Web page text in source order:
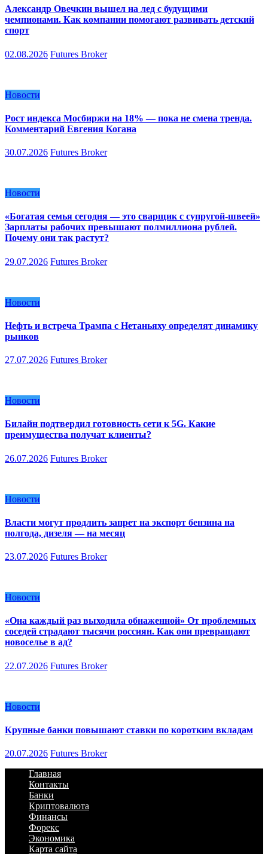
Александр Овечкин вышел на лед с будущими
чемпионами. Как компании помогают развивать детский
спорт
02.08.2026 Futures Broker
Новости
Рост индекса Мосбиржи на 18% — пока не смена тренда.
Комментарий Евгения Когана
30.07.2026 Futures Broker
Новости
«Богатая семья сегодня — это сварщик с супругой-швеей»
Зарплаты рабочих превышают полмиллиона рублей.
Почему они так растут?
29.07.2026 Futures Broker
Новости
Нефть и встреча Трампа с Нетаньяху определят динамику
рынков
27.07.2026 Futures Broker
Новости
Билайн подтвердил готовность сети к 5G. Какие
преимущества получат клиенты?
26.07.2026 Futures Broker
Новости
Власти могут продлить запрет на экспорт бензина на
полгода, дизеля — на месяц
23.07.2026 Futures Broker
Новости
«Она каждый раз выходила обнаженной» От проблемных
соседей страдают тысячи россиян. Как они превращают
новоселье в ад?
22.07.2026 Futures Broker
Новости
Крупные банки повышают ставки по коротким вкладам
20.07.2026 Futures Broker
Главная
Контакты
Банки
Криптовалюта
Финансы
Форекс
Экономика
Карта сайта